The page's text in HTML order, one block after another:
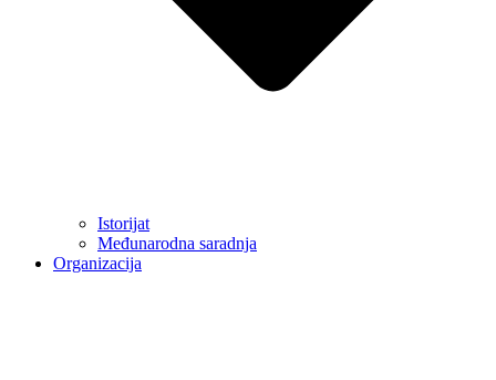
Istorijat
Međunarodna saradnja
Organizacija